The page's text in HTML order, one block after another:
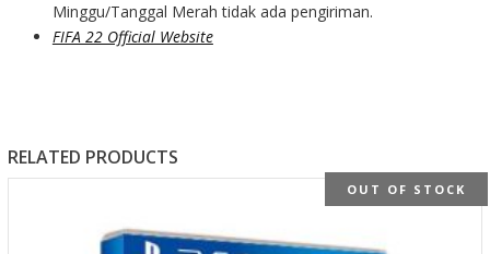
Minggu/Tanggal Merah tidak ada pengiriman.
FIFA 22 Official Website
RELATED PRODUCTS
OUT OF STOCK